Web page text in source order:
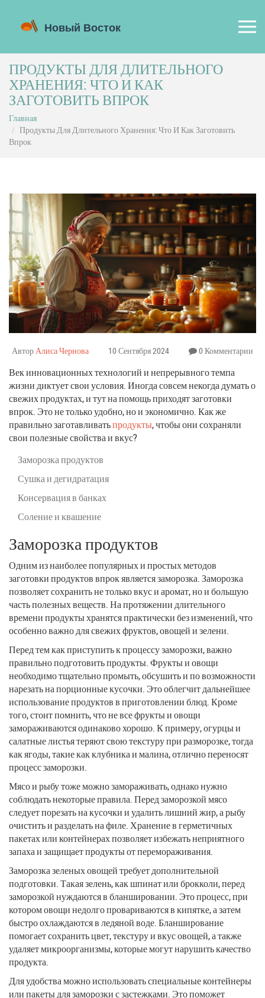
ПРОДУКТЫ ДЛЯ ДЛИТЕЛЬНОГО
ХРАНЕНИЯ: ЧТО И КАК
ЗАГОТОВИТЬ ВПРОК
Главная
Продукты Для Длительного Хранения: Что И Как Заготовить
Впрок
АвторАлиса Чернова 10 Сентября 2024 0 Комментарии
Век инновационных технологий и непрерывного темпа
жизни диктует свои условия. Иногда совсем некогда думать о
свежих продуктах, и тут на помощь приходят заготовки
впрок. Это не только удобно, но и экономично. Как же
правильно заготавливатьпродукты, чтобы они сохраняли
свои полезные свойства и вкус?
Заморозка продуктов
Сушка и дегидратация
Консервация в банках
Соление и квашение
Заморозка продуктов
Одним из наиболее популярных и простых методов
заготовки продуктов впрок является заморозка. Заморозка
позволяет сохранить не только вкус и аромат, но и большую
часть полезных веществ. На протяжении длительного
времени продукты хранятся практически без изменений, что
особенно важно для свежих фруктов, овощей и зелени.
Перед тем как приступить к процессу заморозки, важно
правильно подготовить продукты. Фрукты и овощи
необходимо тщательно промыть, обсушить и по возможности
нарезать на порционные кусочки. Это облегчит дальнейшее
использование продуктов в приготовлении блюд. Кроме
того, стоит помнить, что не все фрукты и овощи
замораживаются одинаково хорошо. К примеру, огурцы и
салатные листья теряют свою текстуру при разморозке, тогда
как ягоды, такие как клубника и малина, отлично переносят
процесс заморозки.
Мясо и рыбу тоже можно замораживать, однако нужно
соблюдать некоторые правила. Перед заморозкой мясо
следует порезать на кусочки и удалить лишний жир, а рыбу
очистить и разделать на филе. Хранение в герметичных
пакетах или контейнерах позволяет избежать неприятного
запаха и защищает продукты от перемораживания.
Заморозка зеленых овощей требует дополнительной
подготовки. Такая зелень, как шпинат или брокколи, перед
заморозкой нуждаются в бланшировании. Это процесс, при
котором овощи недолго провариваются в кипятке, а затем
быстро охлаждаются в ледяной воде. Бланширование
помогает сохранить цвет, текстуру и вкус овощей, а также
удаляет микроорганизмы, которые могут нарушить качество
продукта.
Для удобства можно использовать специальные контейнеры
или пакеты для заморозки с застежками. Это поможет